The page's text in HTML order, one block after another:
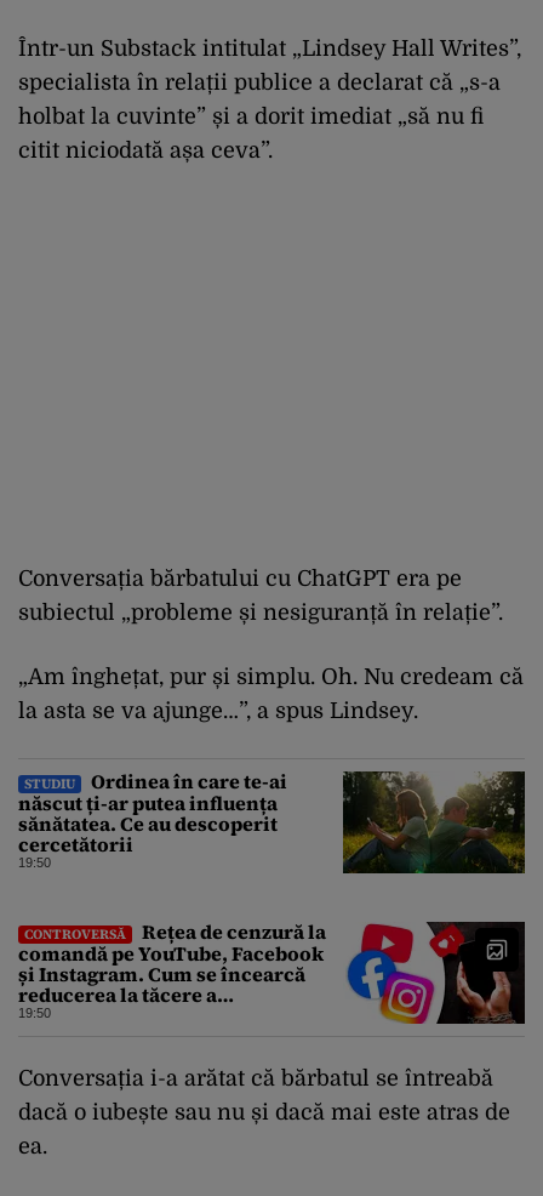
Într-un Substack intitulat „Lindsey Hall Writes”,
specialista în relații publice a declarat că „s-a
holbat la cuvinte” și a dorit imediat „să nu fi
citit niciodată așa ceva”.
Conversația bărbatului cu ChatGPT era pe
subiectul „probleme și nesiguranță în relație”.
„Am înghețat, pur și simplu. Oh. Nu credeam că
la asta se va ajunge…”, a spus Lindsey.
STUDIU
Ordinea în care te-ai
născut ți-ar putea influența
sănătatea. Ce au descoperit
cercetătorii
19:50
CONTROVERSĂ
Rețea de cenzură la
comandă pe YouTube, Facebook
și Instagram. Cum se încearcă
reducerea la tăcere a
investigațiilor de presă de pe
19:50
Conversația i-a arătat că bărbatul se întreabă
dacă o iubește sau nu și dacă mai este atras de
ea.